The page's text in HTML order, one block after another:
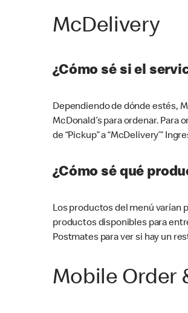
McDelivery
¿Cómo sé si el
Dependiendo de dónde estés,
McDonald’s para ordenar. Para
de “Pickup” a “McDelivery’”
¿Cómo sé qué
Los productos del menú varían
productos disponibles para
Postmates para ver si hay un
Mobile Order